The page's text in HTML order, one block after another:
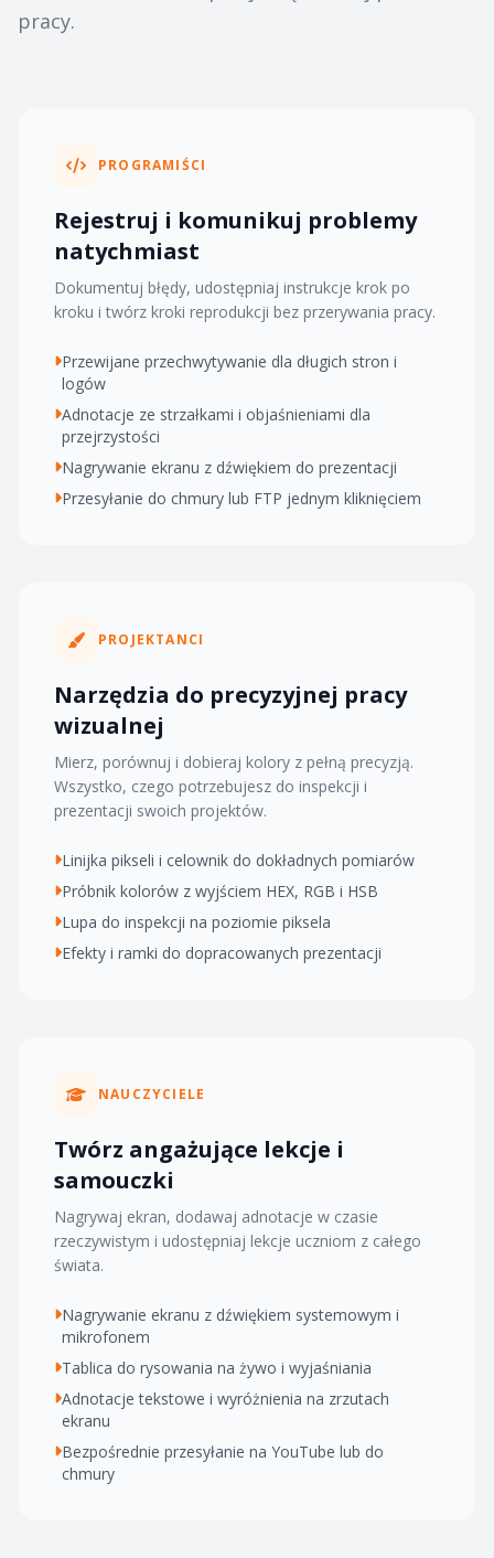
pracy.
PROGRAMIŚCI
Rejestruj i komunikuj problemy
natychmiast
Dokumentuj błędy, udostępniaj instrukcje krok po
kroku i twórz kroki reprodukcji bez przerywania pracy.
Przewijane przechwytywanie dla długich stron i
logów
Adnotacje ze strzałkami i objaśnieniami dla
przejrzystości
Nagrywanie ekranu z dźwiękiem do prezentacji
Przesyłanie do chmury lub FTP jednym kliknięciem
PROJEKTANCI
Narzędzia do precyzyjnej pracy
wizualnej
Mierz, porównuj i dobieraj kolory z pełną precyzją.
Wszystko, czego potrzebujesz do inspekcji i
prezentacji swoich projektów.
Linijka pikseli i celownik do dokładnych pomiarów
Próbnik kolorów z wyjściem HEX, RGB i HSB
Lupa do inspekcji na poziomie piksela
Efekty i ramki do dopracowanych prezentacji
NAUCZYCIELE
Twórz angażujące lekcje i
samouczki
Nagrywaj ekran, dodawaj adnotacje w czasie
rzeczywistym i udostępniaj lekcje uczniom z całego
świata.
Nagrywanie ekranu z dźwiękiem systemowym i
mikrofonem
Tablica do rysowania na żywo i wyjaśniania
Adnotacje tekstowe i wyróżnienia na zrzutach
ekranu
Bezpośrednie przesyłanie na YouTube lub do
chmury